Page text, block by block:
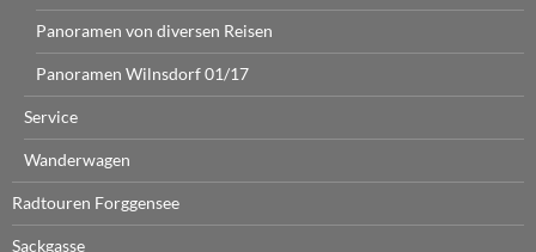
Panoramen von diversen Reisen
Panoramen Wilnsdorf 01/17
Service
Wanderwagen
Radtouren Forggensee
Sackgasse